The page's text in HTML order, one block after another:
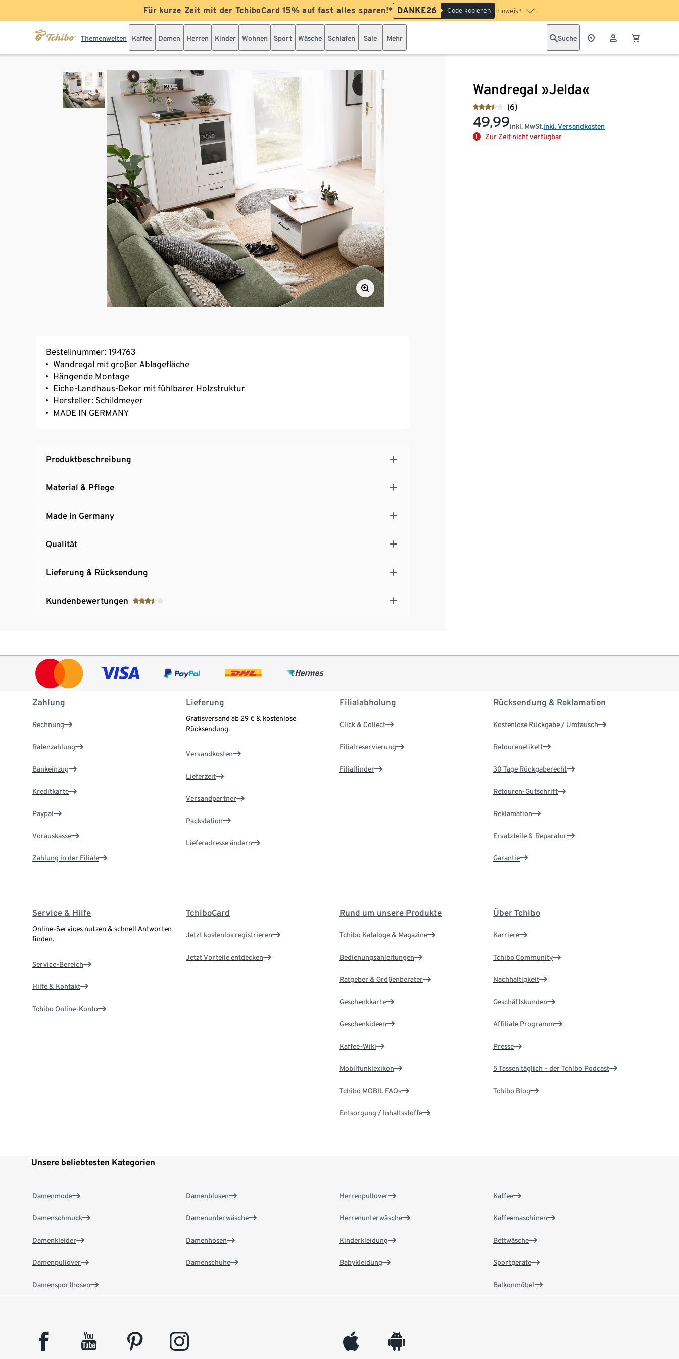
Für kurze Zeit mit der TchiboCard 15% auf fast alles sparen!* DANKE26 Code kopieren Hinweis*
Themenwelten Kaffee Damen Herren Kinder Wohnen Sport Wäsche Schlafen Sale Mehr Suche
Wandregal »Jelda«
(6)
49,99inkl. MwSt.inkl. Versandkosten
Zur Zeit nicht verfügbar
Bestellnummer: 194763
Wandregal mit großer Ablagefläche
Hängende Montage
Eiche-Landhaus-Dekor mit fühlbarer Holzstruktur
Hersteller: Schildmeyer
MADE IN GERMANY
Produktbeschreibung
Material & Pflege
Made in Germany
Qualität
Lieferung & Rücksendung
Kundenbewertungen
Zahlung
Rechnung
Ratenzahlung
Bankeinzug
Kreditkarte
Paypal
Vorauskasse
Zahlung in der Filiale
Lieferung
Gratisversand ab 29 € & kostenlose
Rücksendung.
Versandkosten
Lieferzeit
Versandpartner
Packstation
Lieferadresse ändern
Filialabholung
Click & Collect
Filialreservierung
Filialfinder
Rücksendung & Reklamation
Kostenlose Rückgabe / Umtausch
Retourenetikett
30 Tage Rückgaberecht
Retouren-Gutschrift
Reklamation
Ersatzteile & Reparatur
Garantie
Service & Hilfe
Online-Services nutzen & schnell Antworten
finden.
Service-Bereich
Hilfe & Kontakt
Tchibo Online-Konto
TchiboCard
Jetzt kostenlos registrieren
Jetzt Vorteile entdecken
Rund um unsere Produkte
Tchibo Kataloge & Magazine
Bedienungsanleitungen
Ratgeber & Größenberater
Geschenkkarte
Geschenkideen
Kaffee-Wiki
Mobilfunklexikon
Tchibo MOBIL FAQs
Entsorgung / Inhaltsstoffe
Über Tchibo
Karriere
Tchibo Community
Nachhaltigkeit
Geschäftskunden
Affiliate Programm
Presse
5 Tassen täglich – der Tchibo Podcast
Tchibo Blog
Unsere beliebtesten Kategorien
Damenmode
Damenschmuck
Damenkleider
Damenpullover
Damensporthosen
Damenblusen
Damenunterwäsche
Damenhosen
Damenschuhe
Herrenpullover
Herrenunterwäsche
Kinderkleidung
Babykleidung
Kaffee
Kaffeemaschinen
Bettwäsche
Sportgeräte
Balkonmöbel
facebook youtube pinterest instagram appleinc android